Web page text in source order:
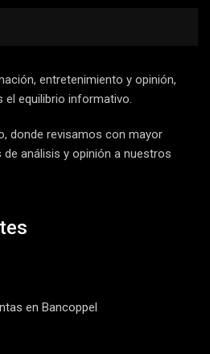
entretenimiento y opinión,
el equilibrio informativo.
donde revisamos con mayor
análisis y opinión a nuestros
en Bancoppel